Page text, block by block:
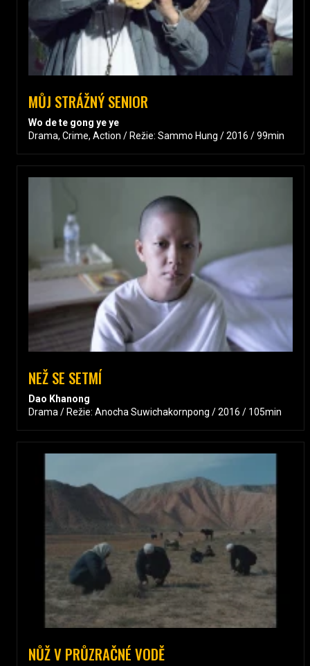
MŮJ STRÁŽNÝ SENIOR
Wo de te gong ye ye
Drama, Crime, Action / Režie: Sammo Hung / 2016 / 99min
NEŽ SE SETMÍ
Dao Khanong
Drama / Režie: Anocha Suwichakornpong / 2016 / 105min
NŮŽ V PRŮZRAČNÉ VODĚ